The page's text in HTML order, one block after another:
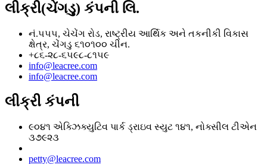
લીક્રી(ચેંગડુ) કંપની લિ.
નં.૫૫૫, ચેચેંગ રોડ, રાષ્ટ્રીય આર્થિક અને તકનીકી વિકાસ
ક્ષેત્ર, ચેંગડુ ૬૧૦૧૦૦ ચીન.
+૮૬-૨૮-૬૫૯૮-૮૧૫૯
info@leacree.com
info@leacree.com
લીક્રી કંપની
૯૦૪૧ એક્ઝિક્યુટિવ પાર્ક ડ્રાઇવ સ્યુટ ૧૪૧, નોક્સીલ ટીએન
૩૭૯૨૩
petty@leacree.com